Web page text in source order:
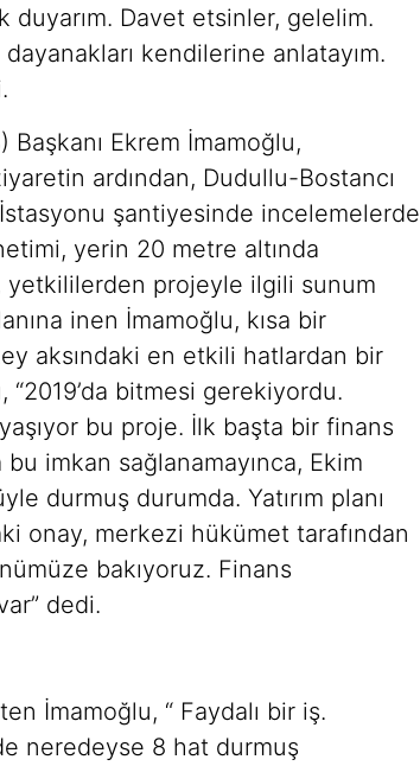
duyarım. Davet etsinler, gelelim.
kendilerine anlatayım.
Ekrem İmamoğlu,
ardından, Dudullu-Bostancı
şantiyesinde incelemelerde
yerin 20 metre altında
projeyle ilgili sunum
inen İmamoğlu, kısa bir
aksındaki en etkili hatlardan bir
bitmesi gerekiyordu.
bu proje. İlk başta bir finans
bu imkan sağlanamayınca, Ekim
durmuş durumda. Yatırım planı
onay, merkezi hükümet tarafından
bakıyoruz. Finans
dedi.
İmamoğlu, “ Faydalı bir iş.
neredeyse 8 hat durmuş